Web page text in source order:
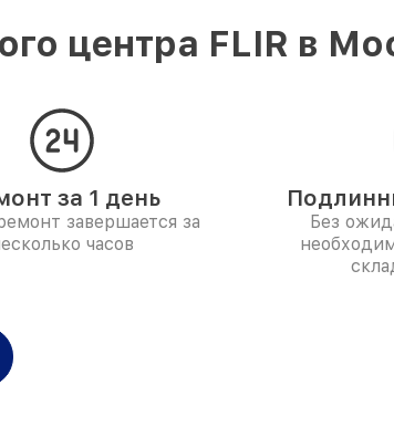
центра FLIR в
за 1 день
завершается за
часов
Без